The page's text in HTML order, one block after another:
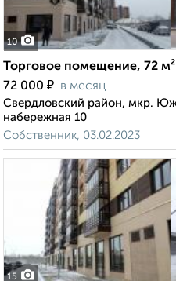
10
Торговое помещение, 72 м²
72 000 ₽ в месяц
Свердловский район, мкр.
набережная 10
Собственник, 03.02.2023
15